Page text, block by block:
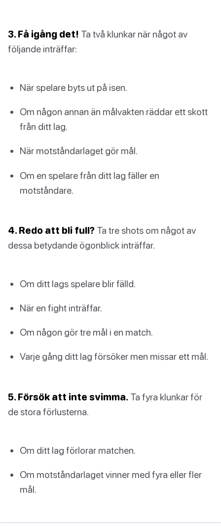
3. Få igång det! Ta två klunkar när något av
följande inträffar:
När spelare byts ut på isen.
Om någon annan än målvakten räddar ett skott
från ditt lag.
När motståndarlaget gör mål.
Om en spelare från ditt lag fäller en
motståndare.
4. Redo att bli full? Ta tre shots om något av
dessa betydande ögonblick inträffar.
Om ditt lags spelare blir fälld.
När en fight inträffar.
Om någon gör tre mål i en match.
Varje gång ditt lag försöker men missar ett mål.
5. Försök att inte svimma. Ta fyra klunkar för
de stora förlusterna.
Om ditt lag förlorar matchen.
Om motståndarlaget vinner med fyra eller fler
mål.